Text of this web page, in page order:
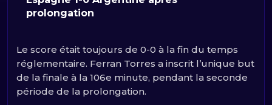
prolongation
Le score était toujours de 0-0 à la fin du temps
réglementaire. Ferran Torres a inscrit l’unique but
de la finale à la 106e minute, pendant la seconde
période de la prolongation.